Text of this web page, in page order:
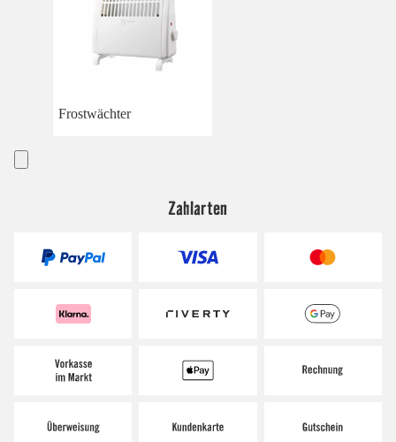
Frostwächter
Zahlarten